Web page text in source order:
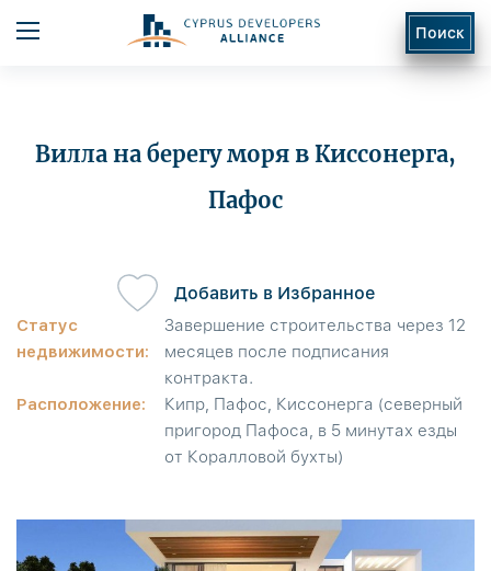
Поиск
Вилла на берегу моря в Киссонерга,
Пафос
Статус
недвижимости:
Завершение строительства через 12
месяцев после подписания
контракта.
Расположение:
Кипр, Пафос, Киссонерга (северный
пригород Пафоса, в 5 минутах езды
от Коралловой бухты)
Добавить в Избранное